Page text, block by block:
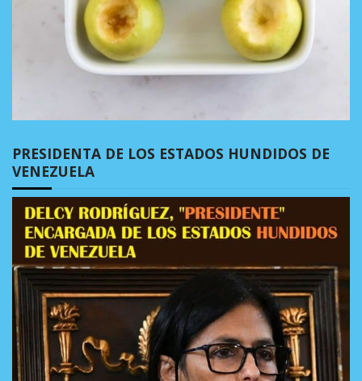
PRESIDENTA DE LOS ESTADOS HUNDIDOS DE
VENEZUELA